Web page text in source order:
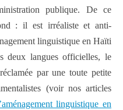
publique. De ce
: il est irréaliste et anti-
linguistique en Haïti
deux langues officielles, le
par une toute petite
(voir nos articles
linguistique en